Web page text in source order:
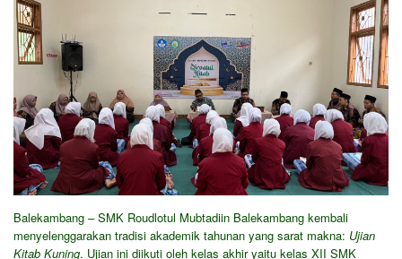
Balekambang – SMK Roudlotul Mubtadiin Balekambang kembali
menyelenggarakan tradisi akademik tahunan yang sarat makna: Ujian
Kitab Kuning. Ujian ini diikuti oleh kelas akhir yaitu kelas XII SMK